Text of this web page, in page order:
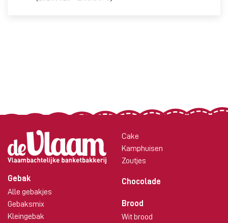
Gebak
Alle gebakjes
Gebaksmix
Kleingebak
Cake
Kamphuisen
Zoutjes
Chocolade
Brood
Wit brood